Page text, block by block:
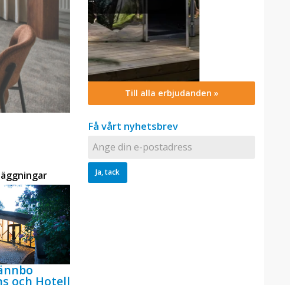
och Hotell
Till alla erbjudanden »
Få vårt nyhetsbrev